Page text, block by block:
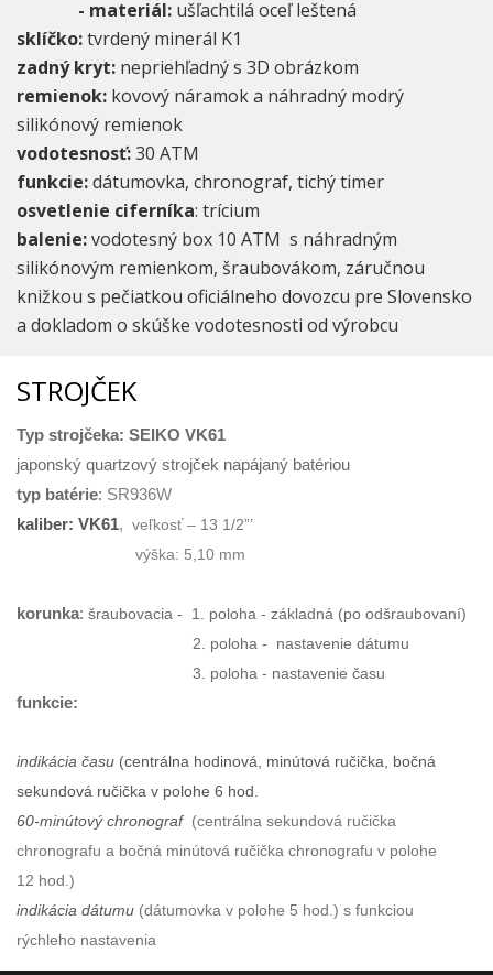
- materiál: ušľachtilá oceľ leštená
sklíčko:tvrdený minerál K1
zadný kryt: nepriehľadný s 3D obrázkom
remienok: kovový náramok a náhradný modrý
silikónový remienok
vodotesnosť:30 ATM
funkcie:dátumovka, chronograf, tichý timer
osvetlenie ciferníka: trícium
balenie:vodotesný box 10 ATM s náhradným
silikónovým remienkom, šraubovákom, záručnou
knižkou s pečiatkou oficiálneho dovozcu pre Slovensko
a dokladom o skúške vodotesnosti od výrobcu
STROJČEK
Typ strojčeka: SEIKO VK61
japonský quartzový strojček napájaný batériou
typ batérie: SR936W
kaliber: VK61, veľkosť – 13 1/2”’
výška: 5,10 mm
korunka: šraubovacia - 1. poloha - základná (po odšraubovaní)
2. poloha - nastavenie dátumu
3. poloha - nastavenie času
funkcie:
indikácia času (centrálna hodinová, minútová ručička, bočná
sekundová ručička v polohe 6 hod.
60-minútový chronograf (centrálna sekundová ručička
chronografu a bočná minútová ručička chronografu v polohe
12 hod.)
indikácia dátumu (dátumovka v polohe 5 hod.) s funkciou
rýchleho nastavenia